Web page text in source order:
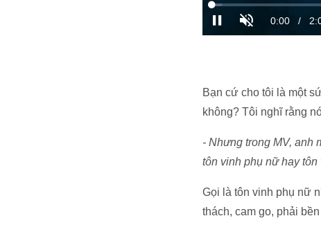
Bạn cứ cho tôi là một
không? Tôi nghĩ rằng
- Nhưng trong MV, anh
tôn vinh phụ nữ hay
Gọi là tôn vinh phụ nữ
thách, cam go, phải